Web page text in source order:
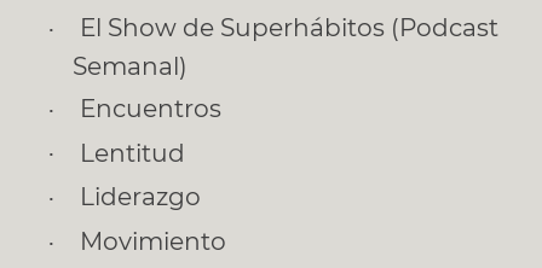
El Show de Superhábitos (Podcast
Semanal)
Encuentros
Lentitud
Liderazgo
Movimiento